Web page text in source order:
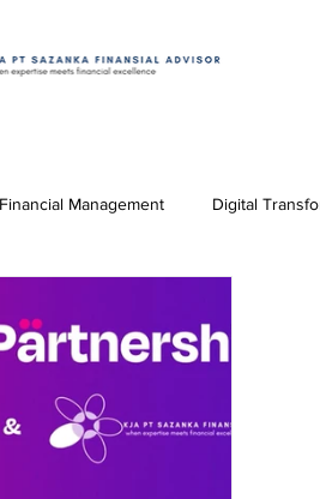
Financial Management Digital